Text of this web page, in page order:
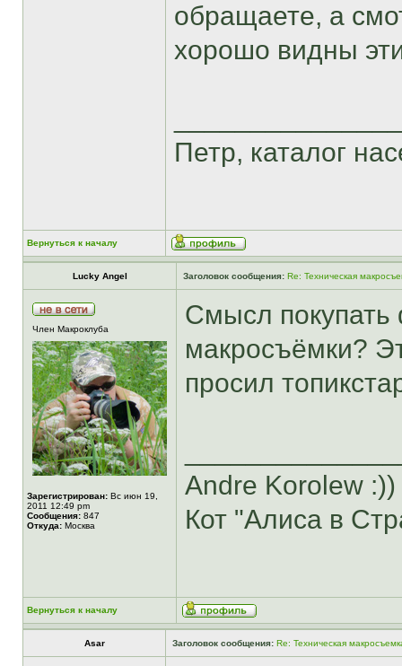
обращаете, а
хорошо видны
Петр, каталог
Вернуться к началу
Lucky Angel Заголовок сообщения: Re: Техническая
Член Макроклуба
Зарегистрирован: Вс июн 19,
2011 12:49 pm
Сообщения: 847
Откуда: Москва
Смысл покупать
макросъёмки?
просил
Andre Korolew
Кот "Алиса в
Вернуться к началу
Asar Заголовок сообщения: Re: Техническая